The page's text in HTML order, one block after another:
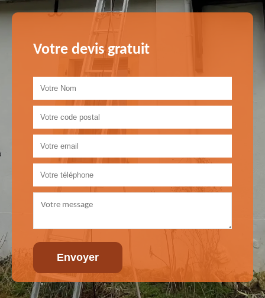
Votre devis gratuit